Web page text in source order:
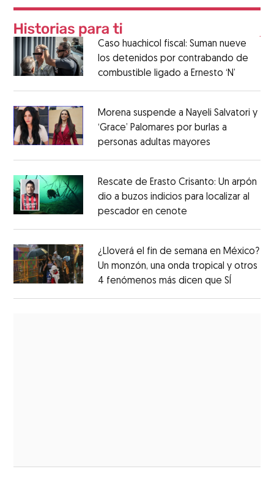
Caso huachicol fiscal: Suman nueve
los detenidos por contrabando de
combustible ligado a Ernesto ‘N’
Morena suspende a Nayeli Salvatori y
‘Grace’ Palomares por burlas a
personas adultas mayores
Rescate de Erasto Crisanto: Un arpón
dio a buzos indicios para localizar al
pescador en cenote
¿Lloverá el fin de semana en México?
Un monzón, una onda tropical y otros
4 fenómenos más dicen que SÍ